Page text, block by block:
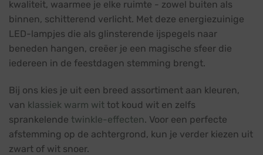
kwaliteit, waarmee je elke ruimte - zowel buiten als
binnen, schitterend verlicht. Met deze energiezuinige
LED-lampjes die als glinsterende ijspegels naar
beneden hangen, creëer je een magische sfeer die
iedereen in de feestdagen stemming brengt.
Bij ons kies je uit een breed assortiment aan kleuren,
van klassiek warm wit tot koud wit en zelfs
sprankelende twinkle-effecten. Voor een perfecte
afstemming op de achtergrond, kun je verder kiezen uit
zwart of wit snoer.